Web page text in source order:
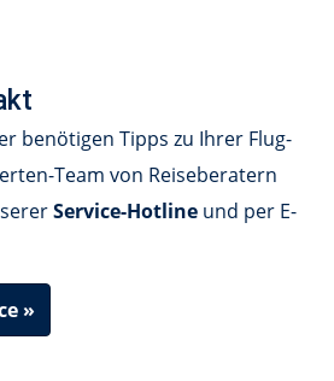
benötigen Tipps zu Ihrer Flug-
Team von Reiseberatern
Service-Hotline und per E-
»